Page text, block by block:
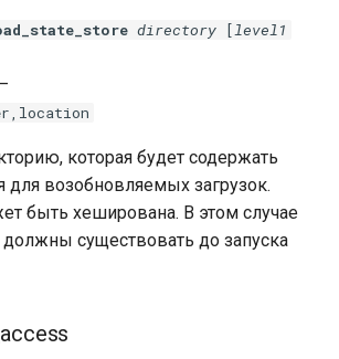
directory [level1
которая будет содержать
для возобновляемых загрузок.
быть хеширована. В этом случае
должны существовать до запуска